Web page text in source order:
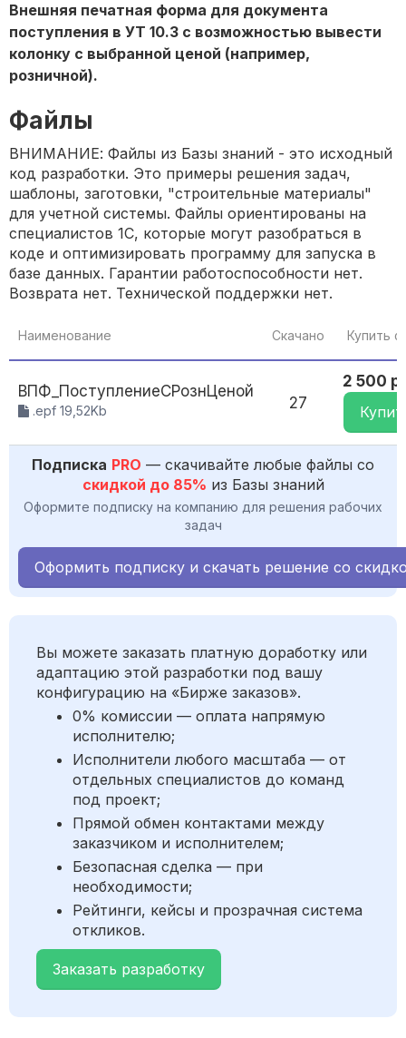
Внешняя печатная форма для документа
поступления в УТ 10.3 с возможностью вывести
колонку с выбранной ценой (например,
розничной).
Файлы
ВНИМАНИЕ: Файлы из Базы знаний - это исходный
код разработки. Это примеры решения задач,
шаблоны, заготовки, "строительные материалы"
для учетной системы. Файлы ориентированы на
специалистов 1С, которые могут разобраться в
коде и оптимизировать программу для запуска в
базе данных. Гарантии работоспособности нет.
Возврата нет. Технической поддержки нет.
Наименование Скачано Купить
ВПФ_ПоступлениеСРознЦеной
.epf 19,52Kb 27
2 500
Подписка PRO — скачивайте любые файлы со
скидкой до 85% из Базы знаний
Оформите подписку на компанию для решения рабочих
задач
Оформить подписку и скачать решение со
Вы можете заказать платную доработку или
адаптацию этой разработки под вашу
конфигурацию на «Бирже заказов».
0% комиссии — оплата напрямую
исполнителю;
Исполнители любого масштаба — от
отдельных специалистов до команд
под проект;
Прямой обмен контактами между
заказчиком и исполнителем;
Безопасная сделка — при
необходимости;
Рейтинги, кейсы и прозрачная система
откликов.
Заказать разработку